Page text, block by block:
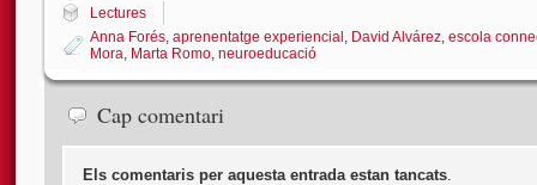
Lectures
Anna Forés, aprenentatge experiencial , David Alvárez, escola
Mora, Marta Romo, neuroeducació
Cap comentari
Els comentaris per aquesta entrada estan tancats